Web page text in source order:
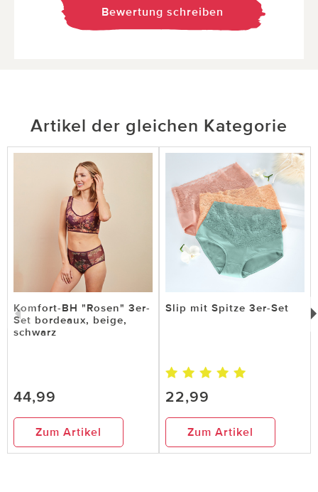
Bewertung schreiben
Artikel der gleichen Kategorie
Komfort-BH "Rosen" 3er-
Set bordeaux, beige,
schwarz
44,99
Zum Artikel
Slip mit Spitze 3er-Set
22,99
Zum Artikel